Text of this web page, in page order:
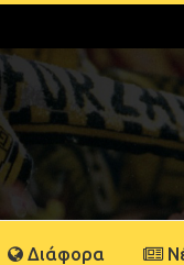
Διάφορα